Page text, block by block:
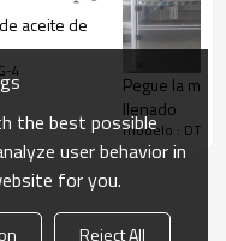
aceite de
4
Pegue la
llenado
modelo : DTG-4
the best possible
user behavior in
for you.
Reject All